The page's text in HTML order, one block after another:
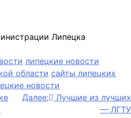
Липецка
липецкие новости
области сайты липецких
новости
Далее:
Лучшие из лучших
— ЛГТУ